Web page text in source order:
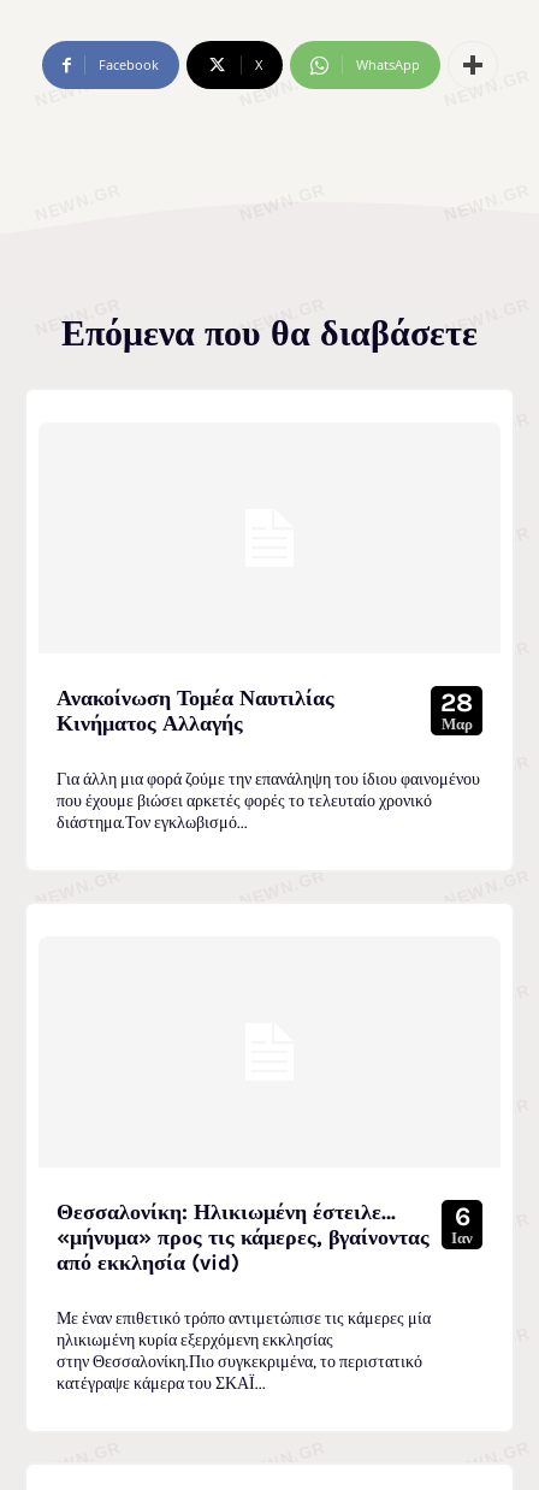
Facebook X WhatsApp
Επόμενα που θα διαβάσετε
Ανακοίνωση Τομέα Ναυτιλίας
Κινήματος Αλλαγής
28
Μαρ
Για άλλη μια φορά ζούμε την επανάληψη του ίδιου φαινομένου
που έχουμε βιώσει αρκετές φορές το τελευταίο χρονικό
διάστημα.Τον εγκλωβισμό...
Θεσσαλονίκη: Ηλικιωμένη έστειλε…
«μήνυμα» προς τις κάμερες, βγαίνοντας
από εκκλησία (vid)
6
Ιαν
Με έναν επιθετικό τρόπο αντιμετώπισε τις κάμερες μία
ηλικιωμένη κυρία εξερχόμενη εκκλησίας
στην Θεσσαλονίκη.Πιο συγκεκριμένα, το περιστατικό
κατέγραψε κάμερα του ΣΚΑΪ...